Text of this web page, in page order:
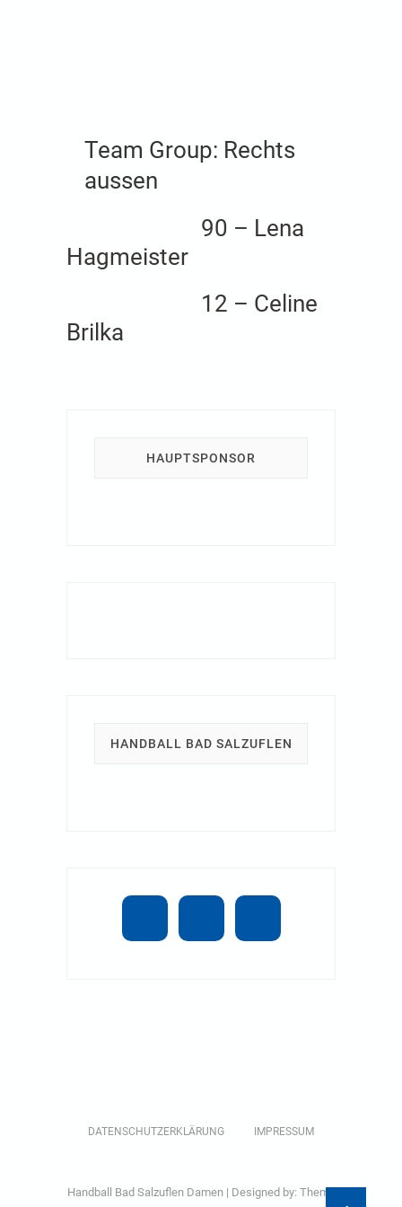
Team Group: Rechts
aussen
90 – Lena
Hagmeister
12 – Celine
Brilka
HAUPTSPONSOR
HANDBALL BAD SALZUFLEN
DATENSCHUTZERKLÄRUNG IMPRESSUM
Handball Bad Salzuflen Damen | Designed by: Theme